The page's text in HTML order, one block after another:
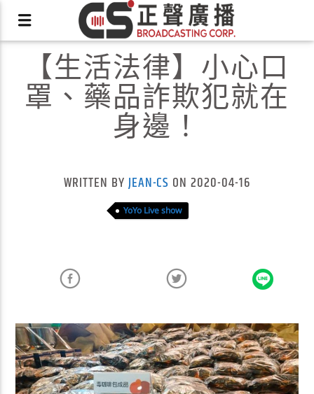
【生活法律】小心口
罩、藥品詐欺犯就在
身邊！
WRITTEN BY JEAN-CS ON 2020-04-16
YoYo Live show